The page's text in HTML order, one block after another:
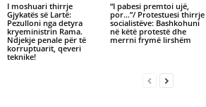
I moshuari thirrje
Gjykatës së Lartë:
Pezulloni nga detyra
kryeministrin Rama.
Ndjekje penale për të
korruptuarit, qeveri
teknike!
“I pabesi premtoi ujë,
por…”/ Protestuesi thirrje
socialistëve: Bashkohuni
në këtë protestë dhe
merrni frymë lirshëm